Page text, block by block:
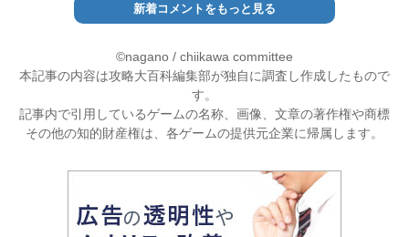
新着コメントをもっと見る
©nagano / chiikawa committee
本記事の内容は攻略大百科編集部が独自に調査し作成したもので
す。
記事内で引用しているゲームの名称、画像、文章の著作権や商標
その他の知的財産権は、各ゲームの提供元企業に帰属します。